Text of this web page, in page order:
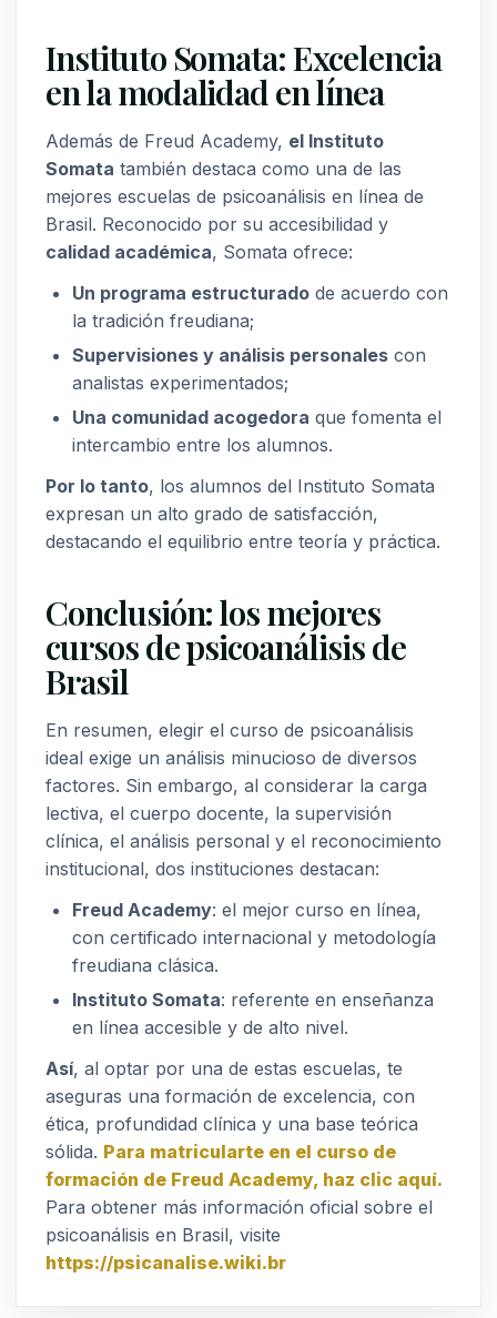
Instituto Somata: Excelencia
en la modalidad en línea
Además de Freud Academy, el Instituto
Somata también destaca como una de las
mejores escuelas de psicoanálisis en línea de
Brasil. Reconocido por su accesibilidad y
calidad académica, Somata ofrece:
Un programa estructurado de acuerdo con
la tradición freudiana;
Supervisiones y análisis personales con
analistas experimentados;
Una comunidad acogedora que fomenta el
intercambio entre los alumnos.
Por lo tanto, los alumnos del Instituto Somata
expresan un alto grado de satisfacción,
destacando el equilibrio entre teoría y práctica.
Conclusión: los mejores
cursos de psicoanálisis de
Brasil
En resumen, elegir el curso de psicoanálisis
ideal exige un análisis minucioso de diversos
factores. Sin embargo, al considerar la carga
lectiva, el cuerpo docente, la supervisión
clínica, el análisis personal y el reconocimiento
institucional, dos instituciones destacan:
Freud Academy: el mejor curso en línea,
con certificado internacional y metodología
freudiana clásica.
Instituto Somata: referente en enseñanza
en línea accesible y de alto nivel.
Así, al optar por una de estas escuelas, te
aseguras una formación de excelencia, con
ética, profundidad clínica y una base teórica
sólida. Para matricularte en el curso de
formación de Freud Academy, haz clic aquí.
Para obtener más información oficial sobre el
psicoanálisis en Brasil, visite
https://psicanalise.wiki.br